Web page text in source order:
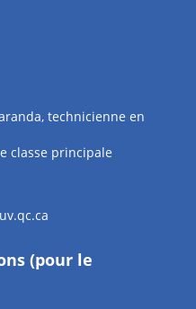
technicienne en
classe principale
(pour le